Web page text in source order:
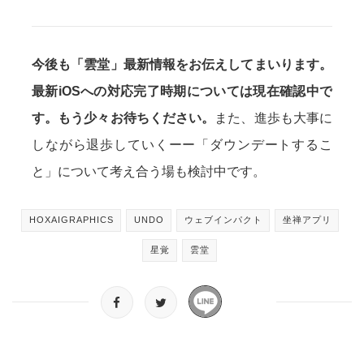
今後も「雲堂」最新情報をお伝えしてまいります。
最新iOSへの対応完了時期については現在確認中で
す。もう少々お待ちください。
また、進歩も大事に
しながら退歩していくーー「ダウンデートするこ
と」について考え合う場も検討中です。
HOXAIGRAPHICS UNDO ウェブインパクト 坐禅アプリ
星覚 雲堂